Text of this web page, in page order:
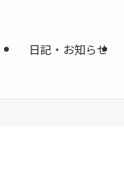
日記・お知らせ